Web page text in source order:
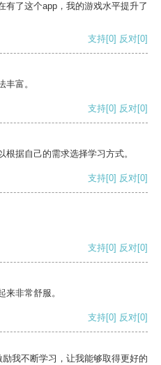
有了这个app，我的游戏水平提升了
支持[0] 反对[0]
富。
支持[0] 反对[0]
据自己的需求选择学习方式。
支持[0] 反对[0]
支持[0] 反对[0]
非常舒服。
支持[0] 反对[0]
我不断学习，让我能够取得更好的